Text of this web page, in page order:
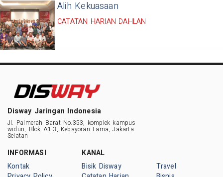
Alih Kekuasaan
CATATAN HARIAN DAHLAN
Disway Jaringan Indonesia
Jl. Palmerah Barat No.353, komplek kampus
widuri, Blok A1-3, Kebayoran Lama, Jakarta
Selatan
INFORMASI
Kontak
KANAL
Bisik Disway
Travel